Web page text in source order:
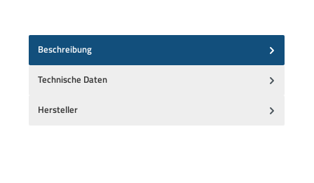
Beschreibung
Technische Daten
Hersteller